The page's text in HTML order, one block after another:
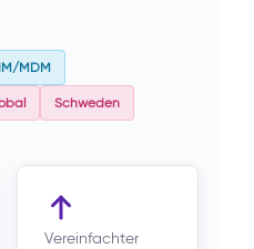
MDM
Schweden
Vereinfachter